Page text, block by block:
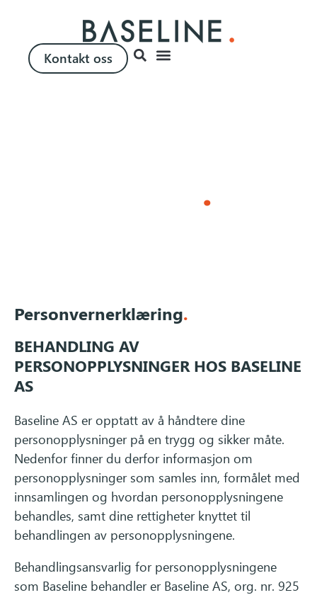
Kontakt oss
.
Personvernerklæring.
BEHANDLING AV
PERSONOPPLYSNINGER HOS BASELINE
AS
Baseline AS er opptatt av å håndtere dine
personopplysninger på en trygg og sikker måte.
Nedenfor finner du derfor informasjon om
personopplysninger som samles inn, formålet med
innsamlingen og hvordan personopplysningene
behandles, samt dine rettigheter knyttet til
behandlingen av personopplysningene.
Behandlingsansvarlig for personopplysningene
som Baseline behandler er Baseline AS, org. nr. 925